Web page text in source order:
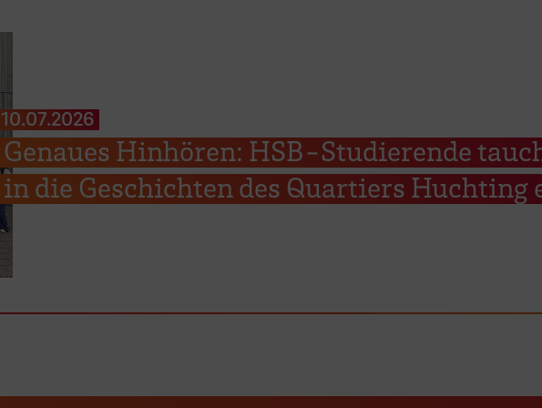
10.07.2026
Genaues Hinhören: HSB-Studierende
in die Geschichten des Quartiers Huchting